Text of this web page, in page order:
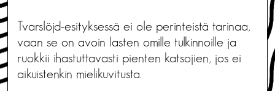
Tvarslöjd-esityksessä ei ole perinteistä tarinaa,
vaan se on avoin lasten omille tulkinnoille ja
ruokkii ihastuttavasti pienten katsojien, jos ei
aikuistenkin mielikuvitusta.